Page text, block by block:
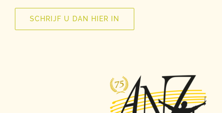
SCHRIJF U DAN HIER IN